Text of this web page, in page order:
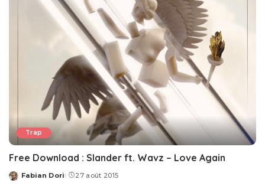
Trap
Free Download : Slander ft. Wavz – Love Again
Posted
Fabian Dori 27 août 2015